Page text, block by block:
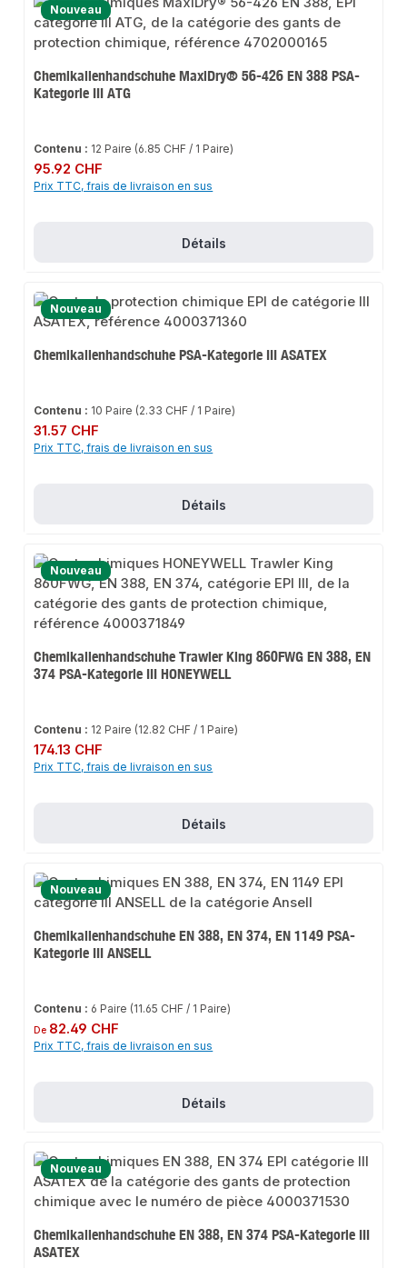
Nouveau
Chemikalienhandschuhe MaxiDry® 56-426 EN 388 PSA-
Kategorie III ATG
Contenu : 12 Paire (6.85 CHF / 1 Paire)
Prix régulier :
95.92 CHF
Prix TTC, frais de livraison en sus
Détails
Nouveau
Chemikalienhandschuhe PSA-Kategorie III ASATEX
Contenu : 10 Paire (2.33 CHF / 1 Paire)
Prix régulier :
31.57 CHF
Prix TTC, frais de livraison en sus
Détails
Nouveau
Chemikalienhandschuhe Trawler King 860FWG EN 388, EN
374 PSA-Kategorie III HONEYWELL
Contenu : 12 Paire (12.82 CHF / 1 Paire)
Prix régulier :
174.13 CHF
Prix TTC, frais de livraison en sus
Détails
Nouveau
Chemikalienhandschuhe EN 388, EN 374, EN 1149 PSA-
Kategorie III ANSELL
Contenu : 6 Paire (11.65 CHF / 1 Paire)
Prix régulier :
De 82.49 CHF
Prix TTC, frais de livraison en sus
Détails
Nouveau
Chemikalienhandschuhe EN 388, EN 374 PSA-Kategorie III
ASATEX